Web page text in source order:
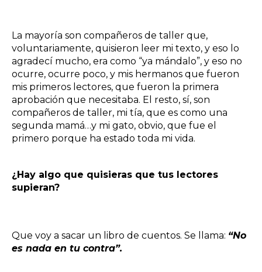
La mayoría son compañeros de taller que,
voluntariamente, quisieron leer mi texto, y eso lo
agradecí mucho, era como “ya mándalo”, y eso no
ocurre, ocurre poco, y mis hermanos que fueron
mis primeros lectores, que fueron la primera
aprobación que necesitaba. El resto, sí, son
compañeros de taller, mi tía, que es como una
segunda mamá…y mi gato, obvio, que fue el
primero porque ha estado toda mi vida.
¿Hay algo que quisieras que tus lectores
supieran?
Que voy a sacar un libro de cuentos. Se llama: “No
es nada en tu contra”.